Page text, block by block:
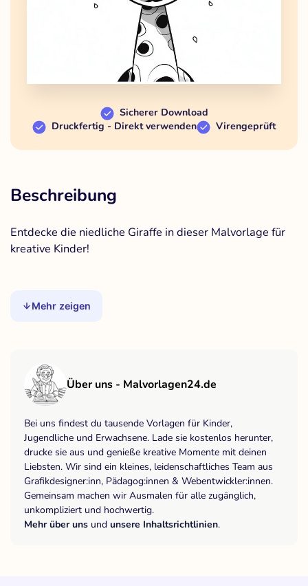
Sicherer Download
Druckfertig - Direkt verwenden
Virengeprüft
Beschreibung
Entdecke die niedliche Giraffe in dieser Malvorlage für
kreative Kinder!
Mehr zeigen
Über uns - Malvorlagen24.de
Bei uns findest du tausende Vorlagen für Kinder,
Jugendliche und Erwachsene. Lade sie kostenlos herunter,
drucke sie aus und genieße kreative Momente mit deinen
Liebsten. Wir sind ein kleines, leidenschaftliches Team aus
Grafikdesigner:inn, Pädagog:innen & Webentwickler:innen.
Gemeinsam machen wir Ausmalen für alle zugänglich,
unkompliziert und hochwertig.
Mehr über uns und unsere Inhaltsrichtlinien.